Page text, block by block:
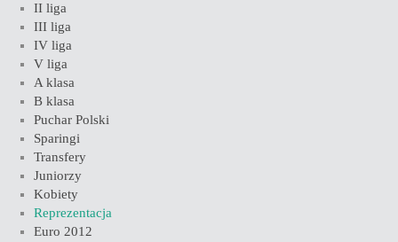
II liga
III liga
IV liga
V liga
A klasa
B klasa
Puchar Polski
Sparingi
Transfery
Juniorzy
Kobiety
Reprezentacja
Euro 2012